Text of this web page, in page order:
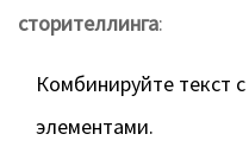
сторителлинга:
Комбинируйте текст
элементами.